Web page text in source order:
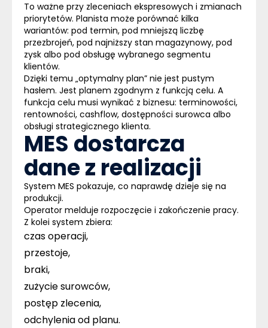
To ważne przy zleceniach ekspresowych i zmianach
priorytetów. Planista może porównać kilka
wariantów: pod termin, pod mniejszą liczbę
przezbrojeń, pod najniższy stan magazynowy, pod
zysk albo pod obsługę wybranego segmentu
klientów.
Dzięki temu „optymalny plan” nie jest pustym
hasłem. Jest planem zgodnym z funkcją celu. A
funkcja celu musi wynikać z biznesu: terminowości,
rentowności, cashflow, dostępności surowca albo
obsługi strategicznego klienta.
MES dostarcza
dane z realizacji
System MES pokazuje, co naprawdę dzieje się na
produkcji.
Operator melduje rozpoczęcie i zakończenie pracy.
Z kolei system zbiera:
czas operacji,
przestoje,
braki,
zużycie surowców,
postęp zlecenia,
odchylenia od planu.